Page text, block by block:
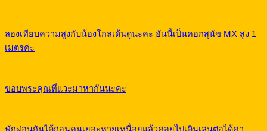
ลองเทียบความสูงกับน้องโกลเด้นดูนะคะ อันนี้เป็นคอกสุนัข MX สูง 1
เมตรค่ะ
ขอบพระคุณที่แวะมาหากันนะคะ